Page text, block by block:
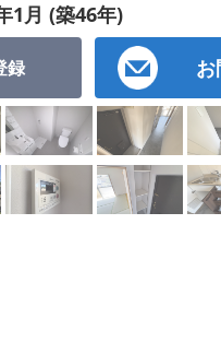
録
1月 (築46年)